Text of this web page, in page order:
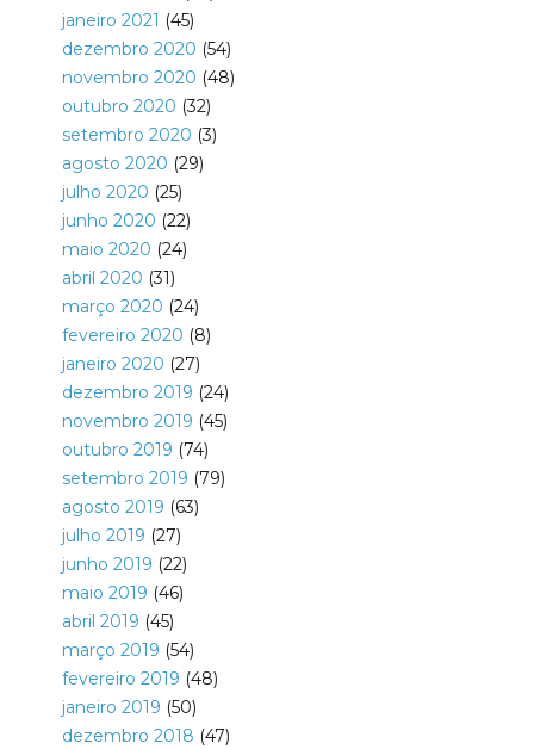
janeiro 2021 (45)
dezembro 2020 (54)
novembro 2020 (48)
outubro 2020 (32)
setembro 2020 (3)
agosto 2020 (29)
julho 2020 (25)
junho 2020 (22)
maio 2020 (24)
abril 2020 (31)
março 2020 (24)
fevereiro 2020 (8)
janeiro 2020 (27)
dezembro 2019 (24)
novembro 2019 (45)
outubro 2019 (74)
setembro 2019 (79)
agosto 2019 (63)
julho 2019 (27)
junho 2019 (22)
maio 2019 (46)
abril 2019 (45)
março 2019 (54)
fevereiro 2019 (48)
janeiro 2019 (50)
dezembro 2018 (47)